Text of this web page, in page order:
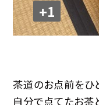
+1
茶道のお点前をひ
自分で点てたお茶